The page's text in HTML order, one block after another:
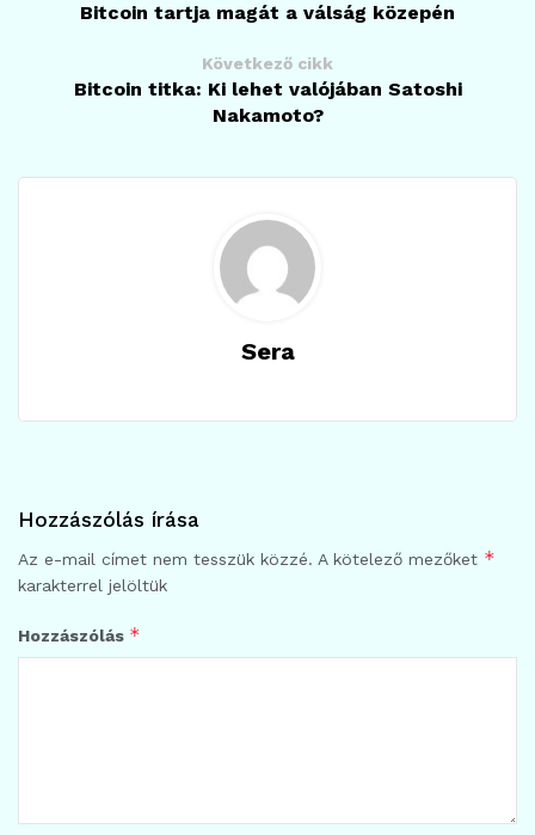
Bitcoin tartja magát a válság közepén
Következő cikk
Bitcoin titka: Ki lehet valójában Satoshi
Nakamoto?
Sera
Hozzászólás írása
Az e-mail címet nem tesszük közzé. A kötelező mezőket *
karakterrel jelöltük
Hozzászólás *